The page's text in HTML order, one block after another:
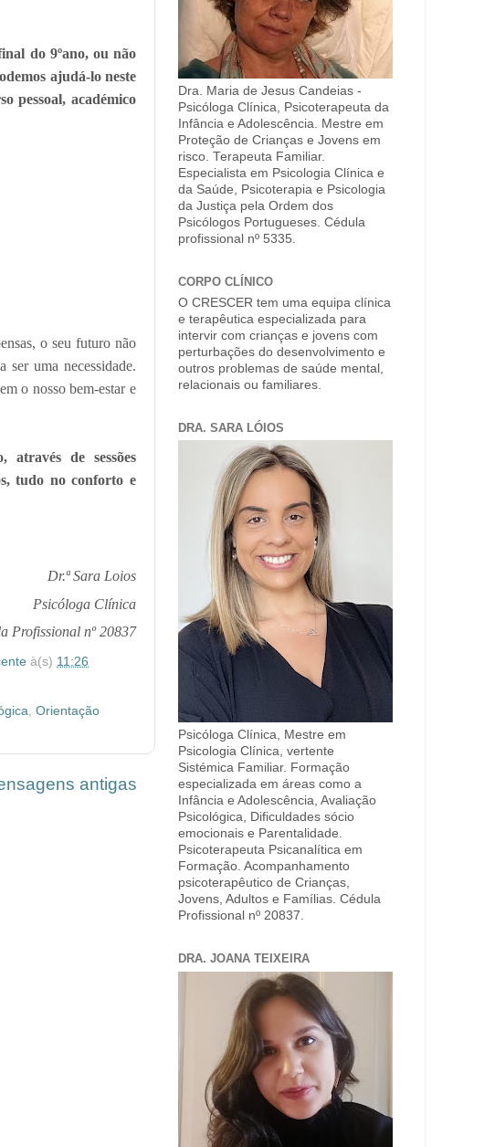
do 9ºano, ou não
ajudá-lo neste
pessoal, académico
o seu futuro não
uma necessidade.
o nosso bem-estar e
através de sessões
tudo no conforto e
Dr.ª Sara Loios
Psicóloga Clínica
Profissional nº 20837
à(s) 11:26
Orientação
antigas
Dra. Maria de Jesus Candeias -
Psicóloga Clínica, Psicoterapeuta da
Infância e Adolescência. Mestre em
Proteção de Crianças e Jovens em
risco. Terapeuta Familiar.
Especialista em Psicologia Clínica e
da Saúde, Psicoterapia e Psicologia
da Justiça pela Ordem dos
Psicólogos Portugueses. Cédula
profissional nº 5335.
CORPO CLÍNICO
O CRESCER tem uma equipa clínica
e terapêutica especializada para
intervir com crianças e jovens com
perturbações do desenvolvimento e
outros problemas de saúde mental,
relacionais ou familiares.
DRA. SARA LÓIOS
Psicóloga Clínica, Mestre em
Psicologia Clínica, vertente
Sistémica Familiar. Formação
especializada em áreas como a
Infância e Adolescência, Avaliação
Psicológica, Dificuldades sócio
emocionais e Parentalidade.
Psicoterapeuta Psicanalítica em
Formação. Acompanhamento
psicoterapêutico de Crianças,
Jovens, Adultos e Famílias. Cédula
Profissional nº 20837.
DRA. JOANA TEIXEIRA